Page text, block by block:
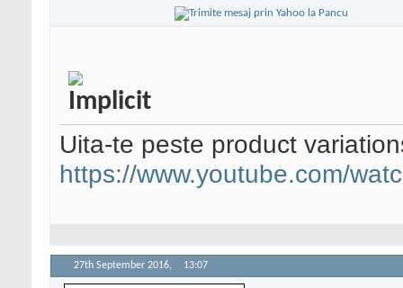
Uita-te peste product
https://www.youtube.com/
27th September 2016, 13:07